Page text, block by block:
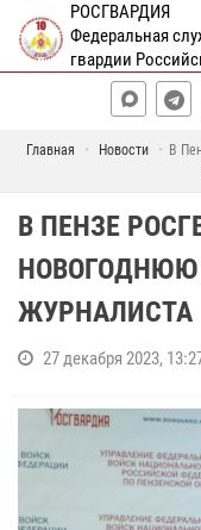
РОСГВАРДИЯ
Федеральная
гвардии
Главная Новости
В
В ПЕНЗЕ
ЖУРНАЛИСТА
27 декабря 2023,